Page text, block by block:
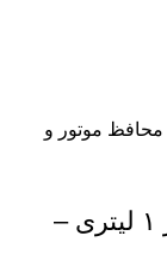
روغن موتور موتول 5W-40 اسکوتر ۱ لیتری –